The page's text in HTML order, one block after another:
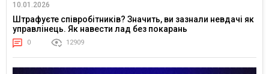
10.01.2026
Штрафуєте співробітників? Значить, ви зазнали невдачі як
управлінець. Як навести лад без покарань
0 12909